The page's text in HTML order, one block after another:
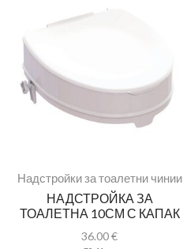
Надстройки за тоалетни чинии
НАДСТРОЙКА ЗА
ТОАЛЕТНА 10СМ С КАПАК
36.00€